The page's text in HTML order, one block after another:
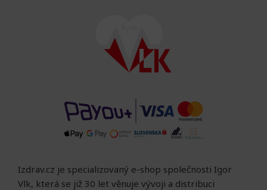
Izdrav.cz je specializovaný e-shop společnosti Igor
Vlk, která se již 30 let věnuje vývoji a distribuci